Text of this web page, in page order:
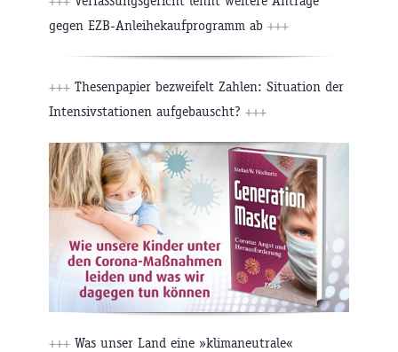
gegen EZB-Anleihekaufprogramm ab +++
+++ Thesenpapier bezweifelt Zahlen: Situation der
Intensivstationen aufgebauscht? +++
+++ Was unser Land eine »klimaneutrale«